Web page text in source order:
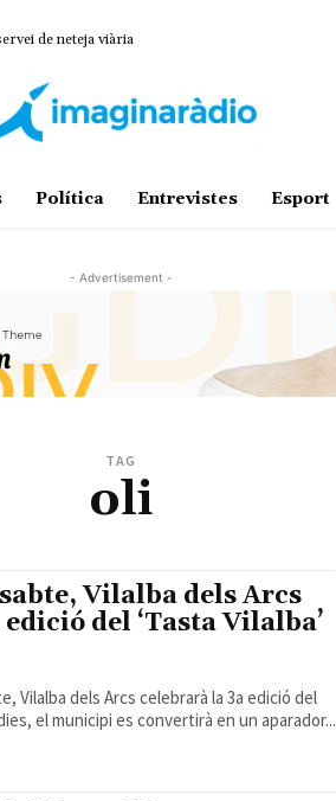
de neteja viària
Política Entrevistes Esport
- Advertisement -
TAG
oli
Vilalba dels Arcs
del ‘Tasta Vilalba’
Vilalba dels Arcs celebrarà la 3a edició del
el municipi es convertirà en un aparador...